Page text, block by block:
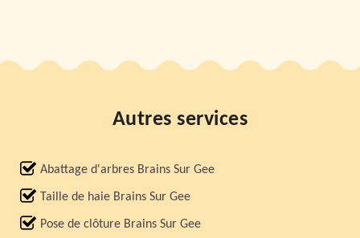
Autres services
Abattage d'arbres Brains Sur Gee
Taille de haie Brains Sur Gee
Pose de clôture Brains Sur Gee